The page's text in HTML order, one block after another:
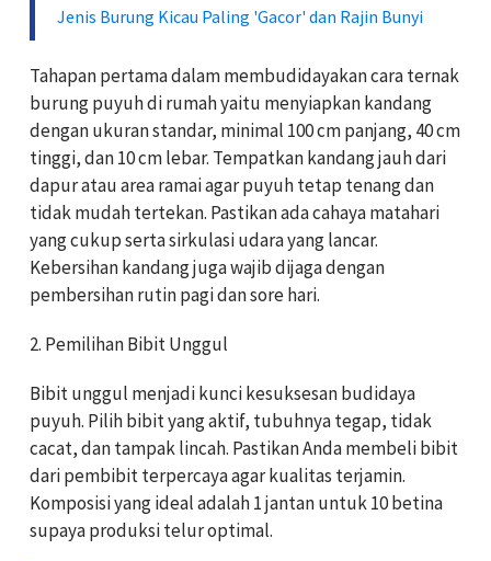
Jenis Burung Kicau Paling 'Gacor' dan Rajin Bunyi
Tahapan pertama dalam membudidayakan cara ternak
burung puyuh di rumah yaitu menyiapkan kandang
dengan ukuran standar, minimal 100 cm panjang, 40 cm
tinggi, dan 10 cm lebar. Tempatkan kandang jauh dari
dapur atau area ramai agar puyuh tetap tenang dan
tidak mudah tertekan. Pastikan ada cahaya matahari
yang cukup serta sirkulasi udara yang lancar.
Kebersihan kandang juga wajib dijaga dengan
pembersihan rutin pagi dan sore hari.
2. Pemilihan Bibit Unggul
Bibit unggul menjadi kunci kesuksesan budidaya
puyuh. Pilih bibit yang aktif, tubuhnya tegap, tidak
cacat, dan tampak lincah. Pastikan Anda membeli bibit
dari pembibit terpercaya agar kualitas terjamin.
Komposisi yang ideal adalah 1 jantan untuk 10 betina
supaya produksi telur optimal.